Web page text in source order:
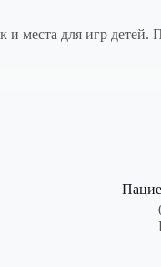
места для игр детей.